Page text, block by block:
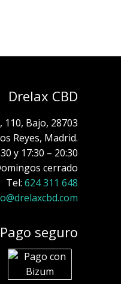
Drelax CBD
110, Bajo, 28703
Reyes, Madrid.
y 17:30 – 20:30
cerrado
Tel: 624 311 648
seguro